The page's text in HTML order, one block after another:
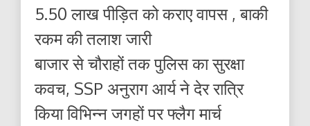
5.50 लाख पीड़ित को कराए वापस , बाकी
रकम की तलाश जारी
बाजार से चौराहों तक पुलिस का सुरक्षा
कवच, SSP अनुराग आर्य ने देर रात्रि
किया विभिन्न जगहों पर फ्लैग मार्च